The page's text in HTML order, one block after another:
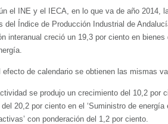
el INE y el IECA, en lo que va de año 2014,
del Índice de Producción Industrial de
interanual creció un 19,3 por ciento en
efecto de calendario se obtienen las mismas
se produjo un crecimiento del 10,2 por
20,2 por ciento en el ‘Suministro de
con ponderación del 1,2 por ciento.